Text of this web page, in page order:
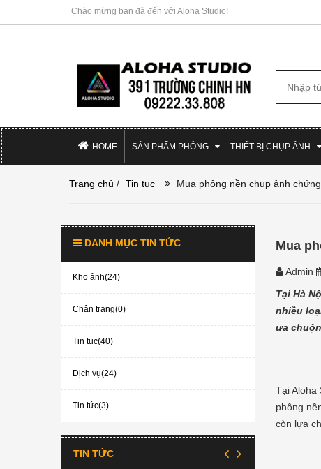
Chào mừng bạn đã đến với Aloha Studio!
HOME SẢN PHẨM PHÔNG THIẾT BỊ CHỤP ẢNH
Trang chủ / Tin tuc Mua phông nền chụp ảnh
DANH MỤC TIN TỨC
Kho ảnh(24)
Chân trang(0)
Tin tuc(40)
Dịch vụ(24)
Tin tức(3)
TIN TỨC
Mua
Admin
Tại Hà
nhiều
ưa
Tại
phông
còn lựa